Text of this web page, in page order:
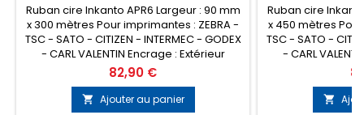
Ruban cire Inkanto APR6 Largeur : 90 mm
x 300 mètres Pour imprimantes : ZEBRA -
TSC - SATO - CITIZEN - INTERMEC - GODEX
- CARL VALENTIN Encrage : Extérieur
Conditionnement : Boîte de 10 rubans
(Prix de la boîte) Remplace la référence
ARMOR T42506ZA
Prix
82,90 €
 Ajouter au panier
Ruban cire
x 450 mètres
TSC - SATO -
- CARL
(Prix de la
